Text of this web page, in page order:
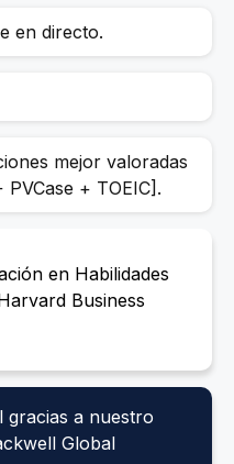
en directo.
mejor valoradas
+ TOEIC].
en Habilidades
Business
gracias a nuestro
Global